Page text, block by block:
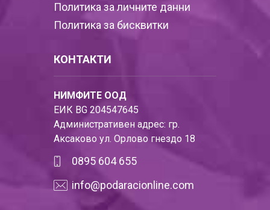
Политика за личните данни
Политика за бисквитки
КОНТАКТИ
НИМФИТЕ ООД
ЕИК BG 204547645
Административен адрес: гр.
Аксаково ул. Орлово гнездо 18
0895 604 655
info@podaracionline.com